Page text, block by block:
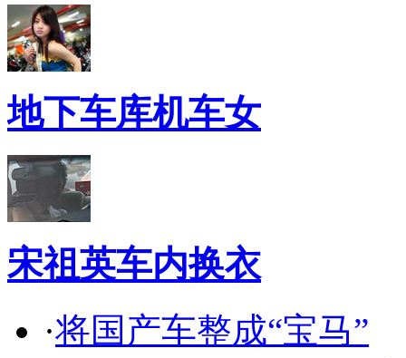
地下车库机车女
宋祖英车内换衣
·将国产车整成“宝马”